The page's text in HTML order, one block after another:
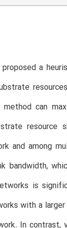
a
can
resource
and among
bandwidth,
is
with a
In contrast,